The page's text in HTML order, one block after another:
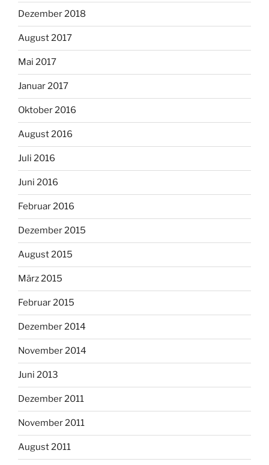
Dezember 2018
August 2017
Mai 2017
Januar 2017
Oktober 2016
August 2016
Juli 2016
Juni 2016
Februar 2016
Dezember 2015
August 2015
März 2015
Februar 2015
Dezember 2014
November 2014
Juni 2013
Dezember 2011
November 2011
August 2011